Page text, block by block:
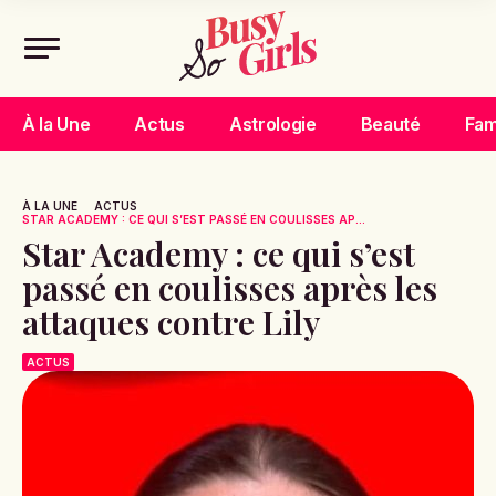
À la Une Actus Astrologie Beauté
À LA UNE
ACTUS
STAR ACADEMY : CE QUI S’EST PASSÉ EN COULISSES AP...
Star Academy : ce qui s’est
passé en coulisses après les
attaques contre Lily
ACTUS